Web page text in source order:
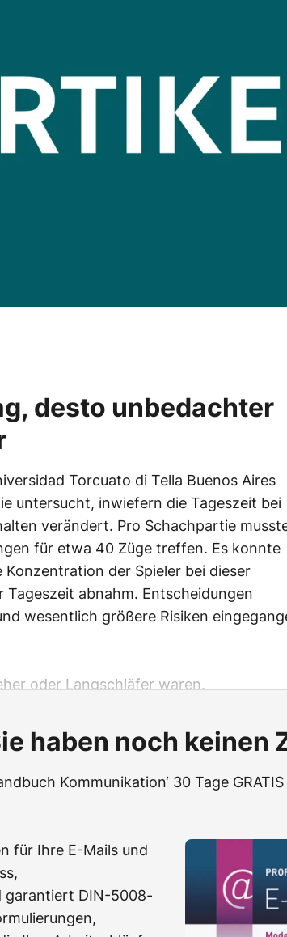
desto unbedachter
Torcuato di Tella Buenos Aires
untersucht, inwiefern die Tageszeit bei
verändert. Pro Schachpartie
für etwa 40 Züge treffen. Es konnte
der Spieler bei dieser
abnahm. Entscheidungen
wesentlich größere Risiken
oder Langschläfer waren.
haben noch keinen
Kommunikation‘ 30 Tage
für Ihre E-Mails und
DIN-5008-